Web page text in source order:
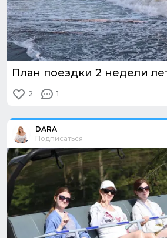
План поездки 2 недели
2 1
Из путешествия:
DARA
Подписаться